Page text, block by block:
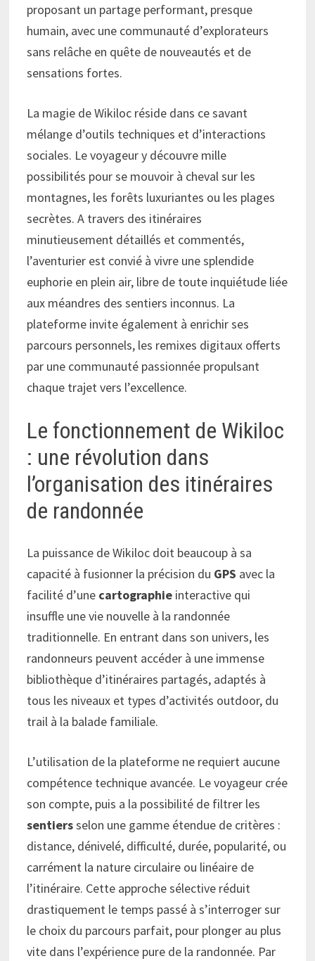
proposant un partage performant, presque
humain, avec une communauté d’explorateurs
sans relâche en quête de nouveautés et de
sensations fortes.
La magie de Wikiloc réside dans ce savant
mélange d’outils techniques et d’interactions
sociales. Le voyageur y découvre mille
possibilités pour se mouvoir à cheval sur les
montagnes, les forêts luxuriantes ou les plages
secrètes. A travers des itinéraires
minutieusement détaillés et commentés,
l’aventurier est convié à vivre une splendide
euphorie en plein air, libre de toute inquiétude liée
aux méandres des sentiers inconnus. La
plateforme invite également à enrichir ses
parcours personnels, les remixes digitaux offerts
par une communauté passionnée propulsant
chaque trajet vers l’excellence.
Le fonctionnement de Wikiloc
: une révolution dans
l’organisation des itinéraires
de randonnée
La puissance de Wikiloc doit beaucoup à sa
capacité à fusionner la précision du GPS avec la
facilité d’une cartographie interactive qui
insuffle une vie nouvelle à la randonnée
traditionnelle. En entrant dans son univers, les
randonneurs peuvent accéder à une immense
bibliothèque d’itinéraires partagés, adaptés à
tous les niveaux et types d’activités outdoor, du
trail à la balade familiale.
L’utilisation de la plateforme ne requiert aucune
compétence technique avancée. Le voyageur crée
son compte, puis a la possibilité de filtrer les
sentiersselon une gamme étendue de critères :
distance, dénivelé, difficulté, durée, popularité, ou
carrément la nature circulaire ou linéaire de
l’itinéraire. Cette approche sélective réduit
drastiquement le temps passé à s’interroger sur
le choix du parcours parfait, pour plonger au plus
vite dans l’expérience pure de la randonnée. Par